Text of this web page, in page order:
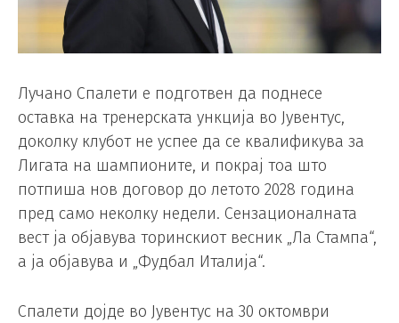
Лучано Спалети е подготвен да поднесе
оставка на тренерската ункција во Јувентус,
доколку клубот не успее да се квалификува за
Лигата на шампионите, и покрај тоа што
потпиша нов договор до летото 2028 година
пред само неколку недели. Сензационалната
вест ја објавува торинскиот весник „Ла Стампа“,
а ја објавува и „Фудбал Италија“.
Спалети дојде во Јувентус на 30 октомври